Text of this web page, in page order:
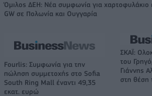
Όμιλος ΔΕΗ: Νέα συμφωνία για
GW σε Πολωνία και Ουγγαρία
Fourlis: Συμφωνία για την
πώληση συμμετοχής στο Sofia
South Ring Mall έναντι 49,35
εκατ. ευρώ
ΣΚΑΪ:
του
Γιάννης
στη θέση